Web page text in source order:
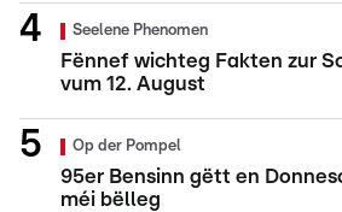
Seelene Phenomen
Fënnef wichteg Fakten zur
vum 12. August
Op der Pompel
95er Bensinn gëtt en
méi bëlleg